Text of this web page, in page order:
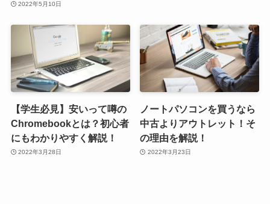
2022年5月10日
【学生必見】安いって噂の
Chromebookとは？初心者
にもわかりやすく解説！
2022年3月28日
ノートパソコンを買うなら
中古よりアウトレット！そ
の理由を解説！
2022年3月23日